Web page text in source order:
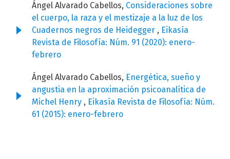
Ángel Alvarado Cabellos, Consideraciones sobre
el cuerpo, la raza y el mestizaje a la luz de los
Cuadernos negros de Heidegger , Eikasía
Revista de Filosofía: Núm. 91 (2020): enero-
febrero
Ángel Alvarado Cabellos, Energética, sueño y
angustia en la aproximación psicoanalítica de
Michel Henry , Eikasía Revista de Filosofía: Núm.
61 (2015): enero-febrero